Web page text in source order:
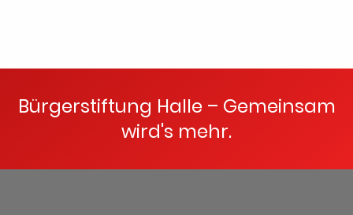
Bürgerstiftung Halle – Gemeinsam
wird's mehr.